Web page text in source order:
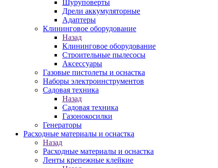
Шуруповерты
Дрели аккумуляторные
Адаптеры
Клининговое оборудование
Назад
Клининговое оборудование
Строительные пылесосы
Аксессуары
Газовые пистолеты и оснастка
Наборы электроинструментов
Садовая техника
Назад
Садовая техника
Газонокосилки
Генераторы
Расходные материалы и оснастка
Назад
Расходные материалы и оснастка
Ленты крепежные клейкие